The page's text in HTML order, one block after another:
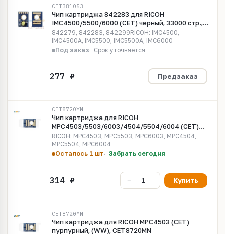
CET381053
Чип картриджа 842283 для RICOH
IMC4500/5500/6000 (CET) черный, 33000 стр.,
CET381053
842279, 842283, 842299RICOH: IMC4500,
IMC4500A, IMC5500, IMC5500A, IMC6000
Под заказ
Срок уточняется
Предзаказ
CET8720YN
Чип картриджа для RICOH
MPC4503/5503/6003/4504/5504/6004 (CET)
желтый, (WW), 22500 стр., CET8720YN
RICOH: MPC4503, MPC5503, MPC6003, MPC4504,
MPC5504, MPC6004
Осталось 1 шт
Забрать сегодня
Купить
CET8720MN
Чип картриджа для RICOH MPC4503 (CET)
пурпурный, (WW), CET8720MN